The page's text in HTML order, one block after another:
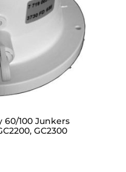
100 Junkers
GC2300